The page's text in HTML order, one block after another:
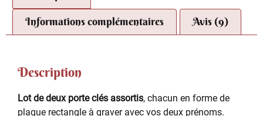
Informations complémentaires Avis (9)
Description
Lot de deux porte clés assortis, chacun en forme de
plaque rectangle à graver avec vos deux prénoms.